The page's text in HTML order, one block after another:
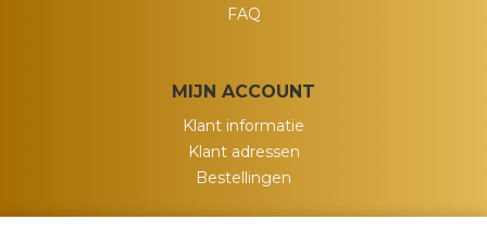
FAQ
MIJN ACCOUNT
Klant informatie
Klant adressen
Bestellingen